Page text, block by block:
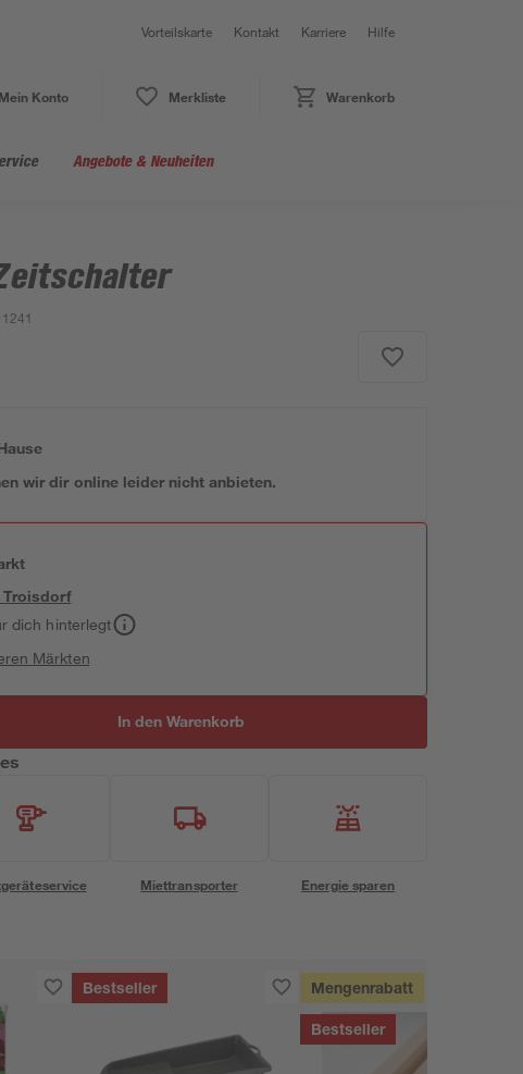
Vorteilskarte Kontakt Karriere Hilfe
Mein Konto Merkliste Warenkorb
Angebote & Neuheiten
wir dir online leider nicht anbieten.
Troisdorf
dich hinterlegt
Märkten
In den Warenkorb
Miettransporter Energie sparen
Bestseller Mengenrabatt
Bestseller